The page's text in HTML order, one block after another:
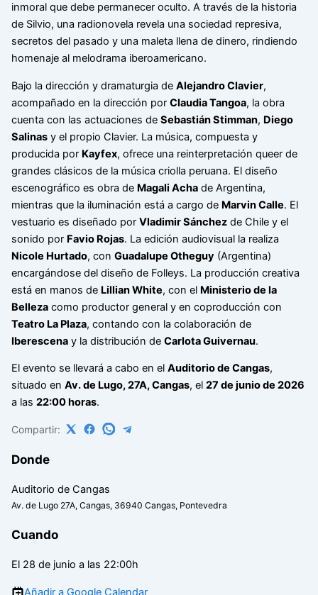
inmoral que debe permanecer oculto. A través de la historia
de Silvio, una radionovela revela una sociedad represiva,
secretos del pasado y una maleta llena de dinero, rindiendo
homenaje al melodrama iberoamericano.
Bajo la dirección y dramaturgia de Alejandro Clavier,
acompañado en la dirección por Claudia Tangoa, la obra
cuenta con las actuaciones de Sebastián Stimman, Diego
Salinasy el propio Clavier. La música, compuesta y
producida por Kayfex, ofrece una reinterpretación queer de
grandes clásicos de la música criolla peruana. El diseño
escenográfico es obra de Magali Achade Argentina,
mientras que la iluminación está a cargo de Marvin Calle. El
vestuario es diseñado por Vladimir Sánchezde Chile y el
sonido por Favio Rojas. La edición audiovisual la realiza
Nicole Hurtado, con Guadalupe Otheguy(Argentina)
encargándose del diseño de Folleys. La producción creativa
está en manos de Lillian White, con el Ministerio de la
Bellezacomo productor general y en coproducción con
Teatro La Plaza, contando con la colaboración de
Iberescenay la distribución de Carlota Guivernau.
El evento se llevará a cabo en el Auditorio de Cangas,
situado en Av. de Lugo, 27A, Cangas, el 27 de junio de 2026
a las 22:00 horas.
Compartir:
Donde
Auditorio de Cangas
Av. de Lugo 27A, Cangas, 36940 Cangas, Pontevedra
Cuando
El 28 de junio a las 22:00h
Añadir a Google Calendar